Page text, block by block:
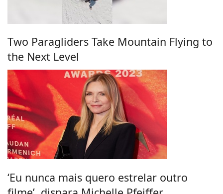
Two Paragliders Take Mountain Flying to
the Next Level
‘Eu nunca mais quero estrelar outro